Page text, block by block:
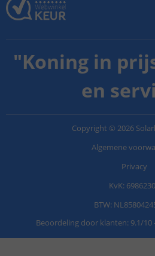
"Koning in
en
Copyright © 2026
Algemene
Privacy
KvK:
BTW:
Beoordeling door klanten: 9.1/10